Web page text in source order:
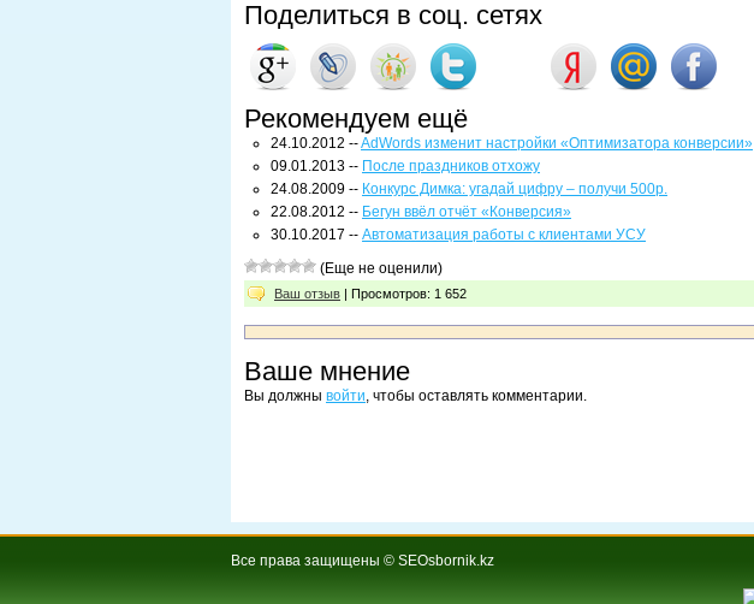
Поделиться в соц. сетях
Рекомендуем ещё
24.10.2012 --AdWords изменит настройки «Оптимизатора конверсии»
09.01.2013 -- После праздников отхожу
24.08.2009 -- Конкурс Димка: угадай цифру – получи 500р.
22.08.2012 -- Бегун ввёл отчёт «Конверсия»
30.10.2017 -- Автоматизация работы с клиентами УСУ
(Еще не оценили)
Ваш отзыв | Просмотров: 1 652
Ваше мнение
Вы должны войти, чтобы оставлять комментарии.
Все права защищены © SEOsbornik.kz